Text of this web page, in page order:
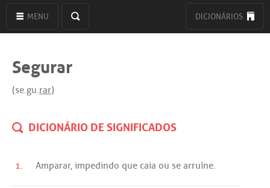
MENU DICIONÁRIOS
Segurar
(se.gu.rar)
DICIONÁRIO DE SIGNIFICADOS
1. Amparar, impedindo que caia ou se arruíne.